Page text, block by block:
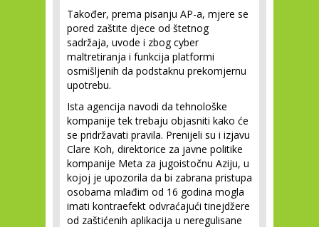
Također, prema pisanju AP-a, mjere se
pored zaštite djece od štetnog
sadržaja, uvode i zbog cyber
maltretiranja i funkcija platformi
osmišljenih da podstaknu prekomjernu
upotrebu.
Ista agencija navodi da tehnološke
kompanije tek trebaju objasniti kako će
se pridržavati pravila. Prenijeli su i izjavu
Clare Koh, direktorice za javne politike
kompanije Meta za jugoistočnu Aziju, u
kojoj je upozorila da bi zabrana pristupa
osobama mlađim od 16 godina mogla
imati kontraefekt odvraćajući tinejdžere
od zaštićenih aplikacija u neregulisane